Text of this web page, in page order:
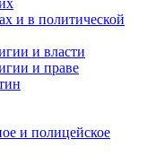
и в политической
и власти
и праве
и полицейское